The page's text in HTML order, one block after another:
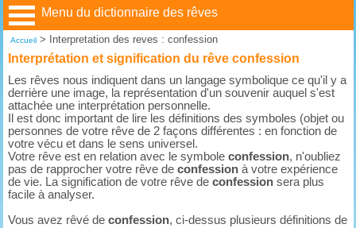
Menu du dictionnaire des rêves
Accueil> Interpretation des reves : confession
Interprétation et signification du rêve confession
Les rêves nous indiquent dans un langage symbolique ce qu'il y a
derrière une image, la représentation d'un souvenir auquel s'est
attachée une interprétation personnelle.
Il est donc important de lire les définitions des symboles (objet ou
personnes de votre rêve de 2 façons différentes : en fonction de
votre vécu et dans le sens universel.
Votre rêve est en relation avec le symboleconfession, n'oubliez
pas de rapprocher votre rêve deconfession à votre expérience
de vie. La signification de votre rêve deconfession sera plus
facile à analyser.
Vous avez rêvé deconfession, ci-dessus plusieurs définitions de